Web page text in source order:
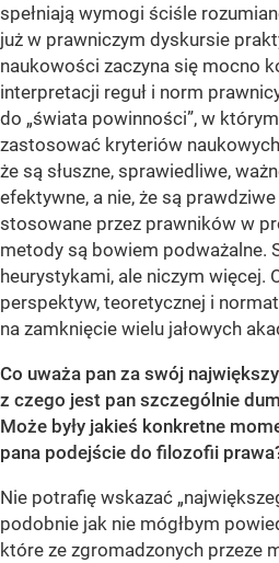
spełniają wymogi ściśle
już w prawniczym dyskursie
naukowości zaczyna się mocno
interpretacji reguł i norm
do „świata powinności”, w
zastosować kryteriów
że są słuszne, sprawiedliwe,
efektywne, a nie, że są
stosowane przez prawników w
metody są bowiem podważalne.
heurystykami, ale niczym więcej.
perspektyw, teoretycznej i
na zamknięcie wielu jałowych
Co uważa pan za swój
z czego jest pan szczególnie
Może były jakieś konkretne
pana podejście do filozofii
Nie potrafię wskazać
podobnie jak nie mógłbym
które ze zgromadzonych przeze